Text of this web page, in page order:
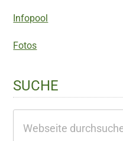
Infopool
Fotos
SUCHE
durchsuchen